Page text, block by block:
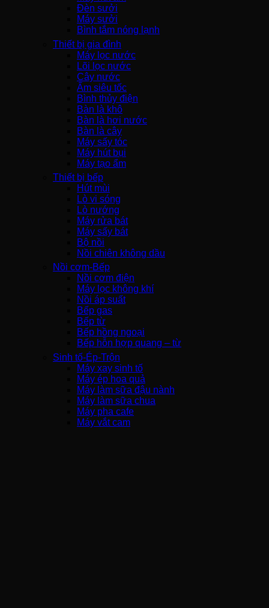
Đèn sưởi
Máy sưởi
Bình tắm nóng lạnh
Thiết bị gia đình
Máy lọc nước
Lõi lọc nước
Cây nước
Ấm siêu tốc
Bình thủy điện
Bàn là khô
Bàn là hơi nước
Bàn là cây
Máy sấy tóc
Máy hút bụi
Máy tạo ẩm
Thiết bị bếp
Hút mùi
Lò vi sóng
Lò nướng
Máy rửa bát
Máy sấy bát
Bộ nồi
Nồi chiên không dầu
Nồi cơm-Bếp
Nồi cơm điện
Máy lọc không khí
Nồi áp suất
Bếp gas
Bếp từ
Bếp hồng ngoại
Bếp hỗn hợp quang – từ
Sinh tố-Ép-Trộn
Máy xay sinh tố
Máy ép hoa quả
Máy làm sữa đậu nành
Máy làm sữa chua
Máy pha cafe
Máy vắt cam